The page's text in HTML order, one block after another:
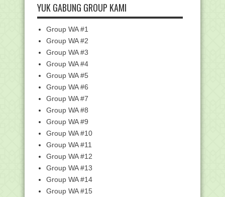
SK Penetapan Automasi Perpanjangan
Akreditasi Tahu...
Gunakan SSE, 95.769 Calon Mahasiwa
Ikuti Ujian Mas...
Puncak Bulan Pendidikan, Puluhan Ribu
Siswa di Sul...
Download Kalender Pendidikan
Madrasah 2023/2024 Di...
Edaran Perubahan Tanggal Pembagian
Rapor, Libur da...
Perubahan Kalender Pendidikan
Madrasah Tahun Pelaj...
Kemenag Seleksi 847 Calon Guru
Madrasah Unggulan
Daftar Penerima Tunjangan Insentif
Guru PAI Bukan ...
Tahun Ini 22 Ribu Guru PAI akan Terima
Insentif, C...
YUK GABUNG GROUP KAMI
Group WA #1
Group WA #2
Group WA #3
Group WA #4
Group WA #5
Group WA #6
Group WA #7
Group WA #8
Group WA #9
Group WA #10
Group WA #11
Group WA #12
Group WA #13
Group WA #14
Group WA #15